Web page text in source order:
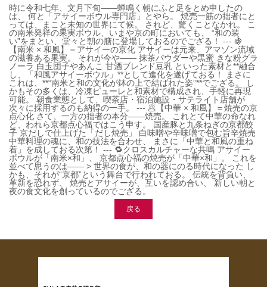
時に令和七年、文月下旬――蝉鳴く朝にふと足をとめ申したの
は、 何と「アサイーボウル専門店」とやら。 焼売一筋の拙者にと
っては、まこと未知の世界にて候。 されど、驚くことなかれ。 こ
の南米発祥の果実ボウル、いまや京の町においても、 “和の装
い”をまとい、堂々と朝の膳に登場しておるのでござる！ --- 🍇
【南米 × 和風】＝アサイーの京化 アサイーは元来、アマゾン流域
の滋養ある果実。 それが今や―― 抹茶パウダーや黒蜜 きな粉グラ
ノーラ 白玉団子やあんこ 甘酒ブレンド豆乳 といった素材と**融合
し、「和風アサイーボウル」**として進化を遂げておる！ まさに
これは、**“南米と和の文化が鉢の上で結ばれた姿”**でござる。 し
かもその多くは、冷凍ピューレと和素材で構成され、手軽に再現
可能。 朝食業態として、喫茶店・宿泊施設・サテライト店舗が
次々に採用するのも納得の一手。 --- 🥟【中華 × 和風】＝焼売の京
点心化 さて、一方の拙者の本分――焼売。 これとて中華の命なれ
ど、われら京都点心福ではこう申す。 国産豚と九条ねぎの京都餃
子 京だしで仕上げた「だし焼売」 白味噌や辛味噌で包む旨辛焼売
中華料理の魂に、和の技法を合わせ、 まさに「中華と和風の重ね
着」を成しておる次第！ --- 🔁クロスカルチャーな共鳴 アサイー
ボウルが「南米×和」、 京都点心福の焼売が「中華×和」。 これを
並べて思うのは―― > 世界の食が、和の器にのる時代になった し
かも、それが“京都”という舞台で行われておる。 伝統を背負い、
革新を恐れず、 焼売とアサイーが、互いを認め合い、 新しい朝と
夜の食文化を創っているのでござる。
戻る